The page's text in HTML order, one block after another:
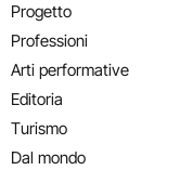
Progetto
Professioni
Arti performative
Editoria
Turismo
Dal mondo